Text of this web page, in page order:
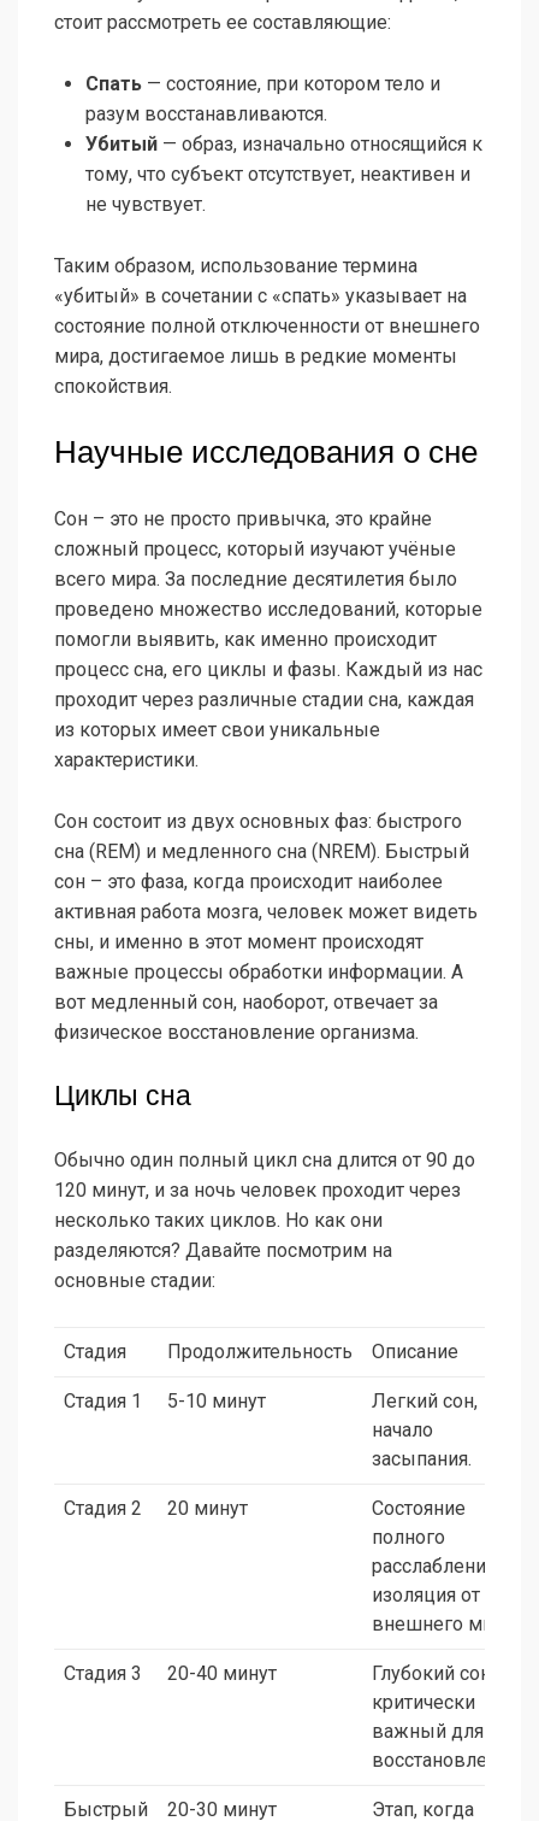
стоит рассмотреть ее составляющие:
Спать — состояние, при котором тело и
разум восстанавливаются.
Убитый — образ, изначально относящийся к
тому, что субъект отсутствует, неактивен и
не чувствует.
Таким образом, использование термина
«убитый» в сочетании с «спать» указывает на
состояние полной отключенности от внешнего
мира, достигаемое лишь в редкие моменты
спокойствия.
Научные исследования о сне
Сон – это не просто привычка, это крайне
сложный процесс, который изучают учёные
всего мира. За последние десятилетия было
проведено множество исследований, которые
помогли выявить, как именно происходит
процесс сна, его циклы и фазы. Каждый из нас
проходит через различные стадии сна, каждая
из которых имеет свои уникальные
характеристики.
Сон состоит из двух основных фаз: быстрого
сна (REM) и медленного сна (NREM). Быстрый
сон – это фаза, когда происходит наиболее
активная работа мозга, человек может видеть
сны, и именно в этот момент происходят
важные процессы обработки информации. А
вот медленный сон, наоборот, отвечает за
физическое восстановление организма.
Циклы сна
Обычно один полный цикл сна длится от 90 до
120 минут, и за ночь человек проходит через
несколько таких циклов. Но как они
разделяются? Давайте посмотрим на
основные стадии:
Стадия Продолжительность Описание
Стадия 1 5-10 минут
Легкий сон,
начало
засыпания.
Стадия 2 20 минут
Состояние
полного
расслабления,
изоляция от
внешнего мира.
Стадия 3 20-40 минут
Глубокий сон,
критически
важный для
восстановления.
Быстрый 20-30 минут Этап, когда